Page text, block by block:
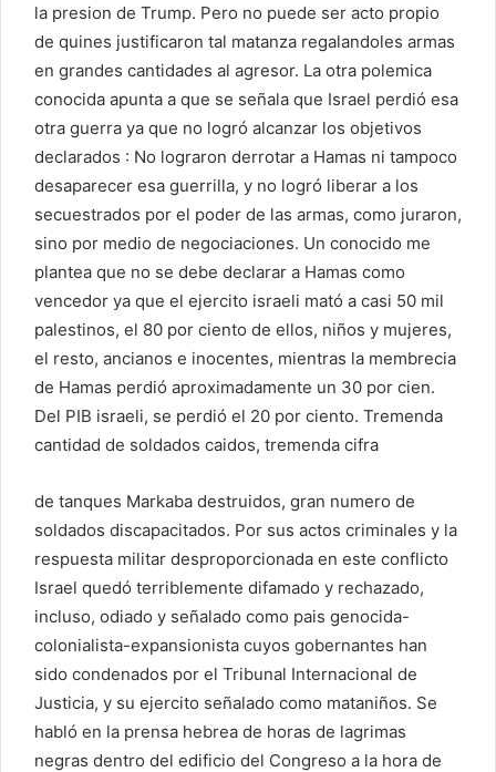
la presion de Trump. Pero no puede ser acto propio
de quines justificaron tal matanza regalandoles armas
en grandes cantidades al agresor. La otra polemica
conocida apunta a que se señala que Israel perdió esa
otra guerra ya que no logró alcanzar los objetivos
declarados : No lograron derrotar a Hamas ni tampoco
desaparecer esa guerrilla, y no logró liberar a los
secuestrados por el poder de las armas, como juraron,
sino por medio de negociaciones. Un conocido me
plantea que no se debe declarar a Hamas como
vencedor ya que el ejercito israeli mató a casi 50 mil
palestinos, el 80 por ciento de ellos, niños y mujeres,
el resto, ancianos e inocentes, mientras la membrecia
de Hamas perdió aproximadamente un 30 por cien.
Del PIB israeli, se perdió el 20 por ciento. Tremenda
cantidad de soldados caidos, tremenda cifra
de tanques Markaba destruidos, gran numero de
soldados discapacitados. Por sus actos criminales y la
respuesta militar desproporcionada en este conflicto
Israel quedó terriblemente difamado y rechazado,
incluso, odiado y señalado como pais genocida-
colonialista-expansionista cuyos gobernantes han
sido condenados por el Tribunal Internacional de
Justicia, y su ejercito señalado como mataniños. Se
habló en la prensa hebrea de horas de lagrimas
negras dentro del edificio del Congreso a la hora de